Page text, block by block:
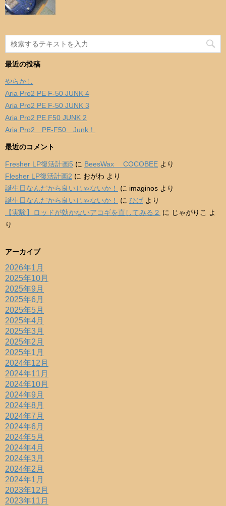
最近の投稿
やらかし
Aria Pro2 PE F-50 JUNK 4
Aria Pro2 PE F-50 JUNK 3
Aria Pro2 PE F50 JUNK 2
Aria Pro2 PE-F50 Junk！
最近のコメント
Fresher LP復活計画5 に BeesWax COCOBEE より
Flesher LP復活計画2 に おがわ より
誕生日なんだから良いじゃないか！
に imaginos より
誕生日なんだから良いじゃないか！
に ひげ より
【実験】ロッドが効かないアコギを直してみる２ に じゃがりこ よ
り
アーカイブ
2026年1月
2025年10月
2025年9月
2025年6月
2025年5月
2025年4月
2025年3月
2025年2月
2025年1月
2024年12月
2024年11月
2024年10月
2024年9月
2024年8月
2024年7月
2024年6月
2024年5月
2024年4月
2024年3月
2024年2月
2024年1月
2023年12月
2023年11月